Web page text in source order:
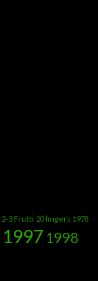
2-3 Frutti 20 fingers 1978
1997 1998